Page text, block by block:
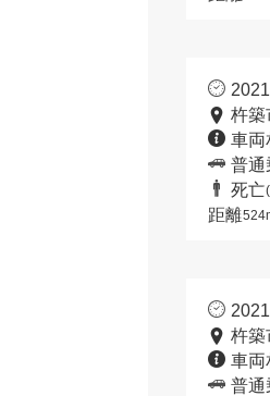
杵築
車両
普通
死亡
距離
杵築
車両
普通